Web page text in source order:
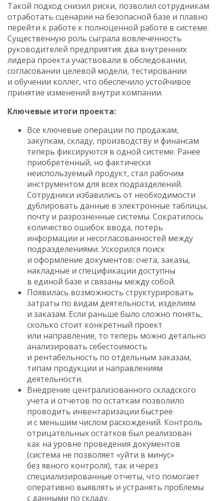
Такой подход снизил риски, позволил сотрудникам
отработать сценарии на безопасной базе и плавно
перейти к работе к полноценной работе в системе.
Существенную роль сыграла вовлеченность
руководителей предприятия: два внутренних
лидера проекта участвовали в обследовании,
согласовании целевой модели, тестировании
и обучении коллег, что обеспечило устойчивое
принятие изменений внутри компании.
Ключевые итоги проекта:
Все ключевые операции по продажам,
закупкам, складу, производству и финансам
теперь фиксируются в одной системе. Ранее
приобретённый, но фактически
неиспользуемый продукт, стал рабочим
инструментом для всех подразделений.
Сотрудники избавились от необходимости
дублировать данные в электронные таблицы,
почту и разрозненные системы. Сократилось
количество ошибок ввода, потерь
информации и несогласованностей между
подразделениями. Ускорился поиск
и оформление документов: счета, заказы,
накладные и спецификации доступны
в единой базе и связаны между собой.
Появилась возможность структурировать
затраты по видам деятельности, изделиям
и заказам. Если раньше было сложно понять,
сколько стоит конкретный проект
или направление, то теперь можно детально
анализировать себестоимость
и рентабельность по отдельным заказам,
типам продукции и направлениям
деятельности.
Внедрение централизованного складского
учета и отчетов по остаткам позволило
проводить инвентаризации быстрее
и с меньшим числом расхождений. Контроль
отрицательных остатков был реализован
как на уровне проведения документов
(система не позволяет «уйти в минус»
без явного контроля), так и через
специализированные отчеты, что помогает
оперативно выявлять и устранять проблемы
с данными по складу.